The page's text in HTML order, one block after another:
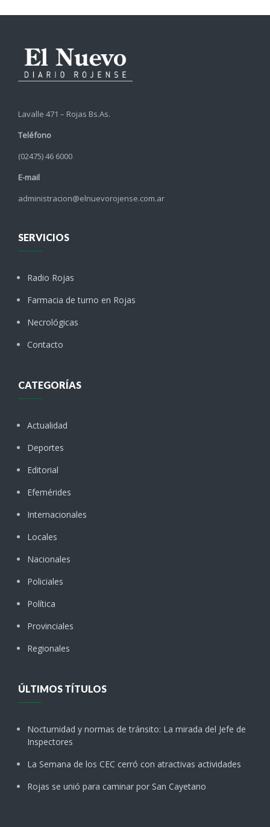
Lavalle 471 – Rojas Bs.As.
Teléfono
(02475) 46 6000
E-mail
administracion@elnuevorojense.com.ar
SERVICIOS
Radio Rojas
Farmacia de turno en Rojas
Necrológicas
Contacto
CATEGORÍAS
Actualidad
Deportes
Editorial
Efemérides
Internacionales
Locales
Nacionales
Policiales
Política
Provinciales
Regionales
ÚLTIMOS TÍTULOS
Nocturnidad y normas de tránsito: La mirada del Jefe de
Inspectores
La Semana de los CEC cerró con atractivas actividades
Rojas se unió para caminar por San Cayetano